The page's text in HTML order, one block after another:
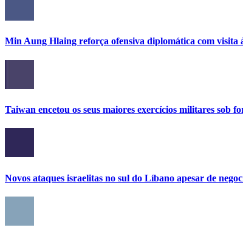
Min Aung Hlaing reforça ofensiva diplomática com visita
Taiwan encetou os seus maiores exercícios militares sob
Novos ataques israelitas no sul do Líbano apesar de